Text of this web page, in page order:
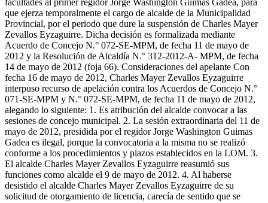
facultades al primer regidor Jorge Washington Guimas Gadea, para
que ejerza temporalmente el cargo de alcalde de la Municipalidad
Provincial, por el periodo que dure la suspensión de Charles Mayer
Zevallos Eyzaguirre. Dicha decisión es formalizada mediante
Acuerdo de Concejo N.° 072-SE-MPM, de fecha 11 de mayo de
2012 y la Resolución de Alcaldía N.° 312-2012-A- MPM, de fecha
14 de mayo de 2012 (foja 66). Consideraciones del apelante Con
fecha 16 de mayo de 2012, Charles Mayer Zevallos Eyzaguirre
interpuso recurso de apelación contra los Acuerdos de Concejo N.°
071-SE-MPM y N.° 072-SE-MPM, de fecha 11 de mayo de 2012,
alegando lo siguiente: 1. Es atribución del alcalde convocar a las
sesiones de concejo municipal. 2. La sesión extraordinaria del 11 de
mayo de 2012, presidida por el regidor Jorge Washington Guimas
Gadea es ilegal, porque la convocatoria a la misma no se realizó
conforme a los procedimientos y plazos establecidos en la LOM. 3.
El alcalde Charles Mayer Zevallos Eyzaguirre reasumió sus
funciones como alcalde el 9 de mayo de 2012. 4. Al haberse
desistido el alcalde Charles Mayer Zevallos Eyzaguirre de su
solicitud de otorgamiento de licencia, carecía de sentido que se